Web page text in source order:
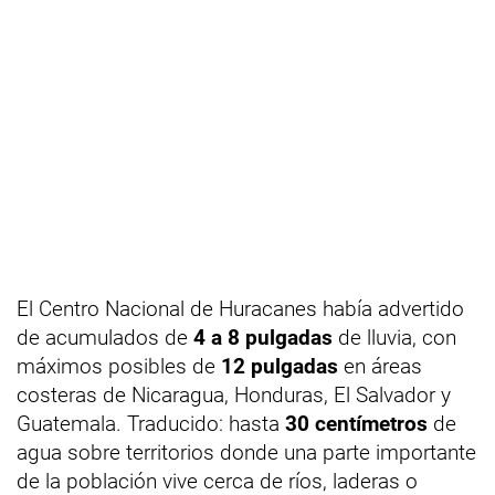
El Centro Nacional de Huracanes había advertido
de acumulados de 4 a 8 pulgadas de lluvia, con
máximos posibles de 12 pulgadas en áreas
costeras de Nicaragua, Honduras, El Salvador y
Guatemala. Traducido: hasta 30 centímetros de
agua sobre territorios donde una parte importante
de la población vive cerca de ríos, laderas o